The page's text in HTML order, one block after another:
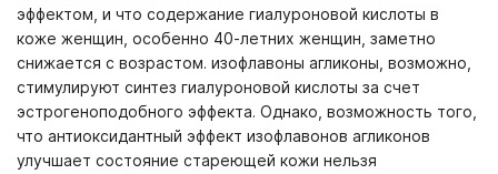
эффектом, и что содержание гиалуроновой кислоты в
коже женщин, особенно 40-летних женщин, заметно
снижается с возрастом. изофлавоны агликоны, возможно,
стимулируют синтез гиалуроновой кислоты за счет
эстрогеноподобного эффекта. Однако, возможность того,
что антиоксидантный эффект изофлавонов агликонов
улучшает состояние стареющей кожи нельзя